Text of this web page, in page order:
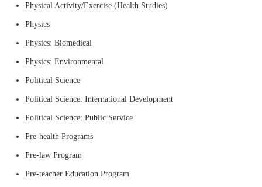
Physical Activity/Exercise (Health Studies)
Physics
Physics: Biomedical
Physics: Environmental
Political Science
Political Science: International Development
Political Science: Public Service
Pre-health Programs
Pre-law Program
Pre-teacher Education Program